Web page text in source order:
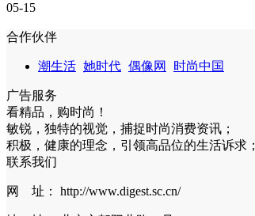
05-15
合作伙伴
潮生活 她时代 偶像网 时尚中国
广告服务
看精品，购时尚！
敏锐，独特的视觉，捕捉时尚消费资讯；
积极，健康的理念，引领高品位的生活诉求；
联系我们
网 址： http://www.digest.sc.cn/